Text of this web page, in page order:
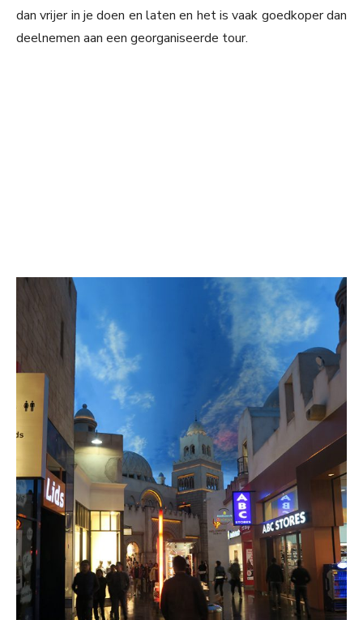
dan vrijer in je doen en laten en het is vaak goedkoper dan
deelnemen aan een georganiseerde tour.